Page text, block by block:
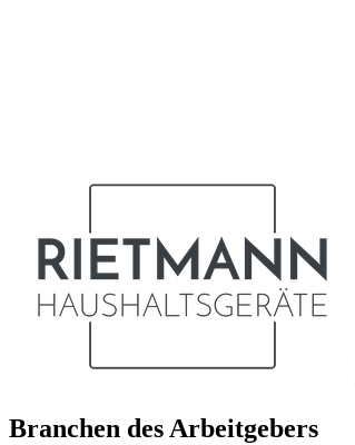
Branchen des Arbeitgebers